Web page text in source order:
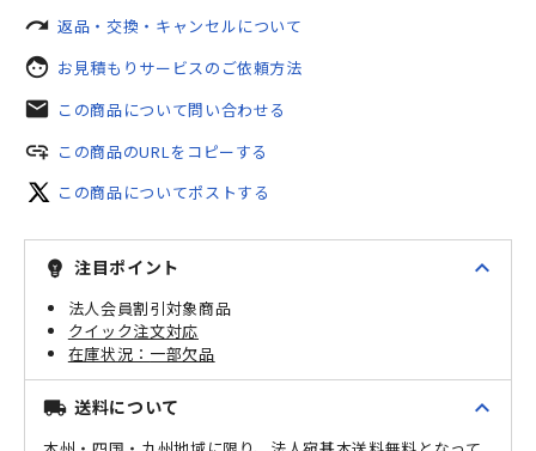
redo 返品・交換・キャンセルについて
face お見積もりサービスのご依頼方法
mail この商品について問い合わせる
add_link この商品のURLをコピーする
この商品についてポストする
emoji_objects 注目ポイント expand_less
法人会員割引対象商品
クイック注文対応
一部欠品
local_shipping 送料について expand_less